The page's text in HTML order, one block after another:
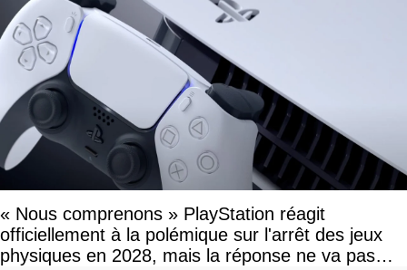
« Nous comprenons » PlayStation réagit
officiellement à la polémique sur l'arrêt des jeux
physiques en 2028, mais la réponse ne va pas